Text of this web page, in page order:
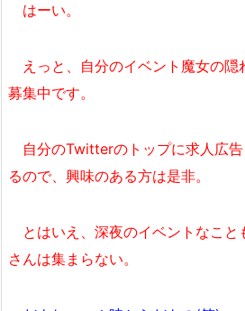
はーい。
えっと、自分のイベント魔女の隠
募集中です。
自分のTwitterのトップに求人広告
るので、興味のある方は是非。
とはいえ、深夜のイベントなこと
さんは集まらない。